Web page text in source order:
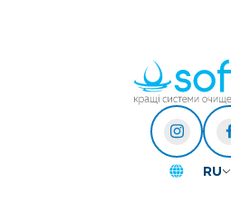
RU